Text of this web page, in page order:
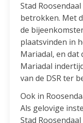
Stad
betrokken. Met
de
plaatsvinden in
Mariadal, en dat
Mariadal
van de DSR ter
Ook in
Als gelovige
Stad